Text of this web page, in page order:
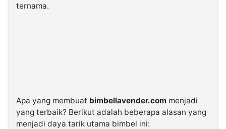
ternama.
Apa yang membuat bimbellavender.com menjadi
yang terbaik? Berikut adalah beberapa alasan yang
menjadi daya tarik utama bimbel ini: